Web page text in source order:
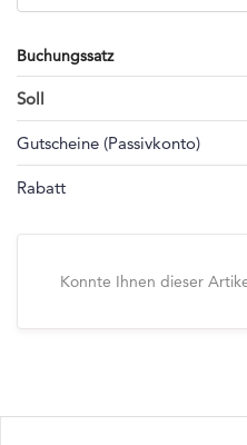
Buchungssatz
Soll
Gutscheine (Passivkonto)
Rabatt
Konnte Ihnen dieser